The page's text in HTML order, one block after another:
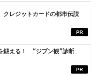
PR
レジットカードの都市伝説
PR
鍛える！ “ジブン観”診断